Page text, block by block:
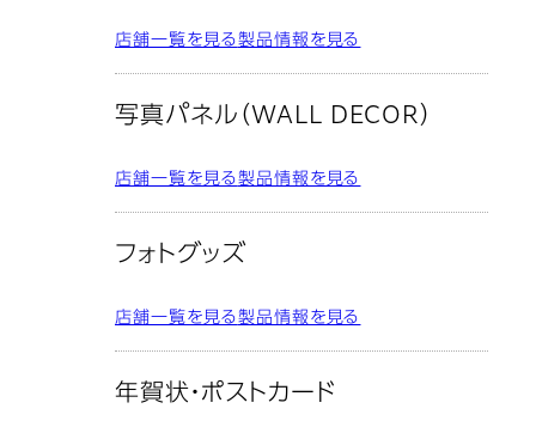
店舗一覧を見る製品情報を見る
写真パネル（WALL DECOR）
店舗一覧を見る製品情報を見る
フォトグッズ
店舗一覧を見る製品情報を見る
年賀状・ポストカード